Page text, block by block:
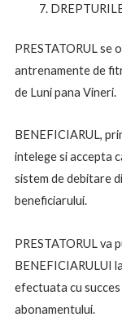
PRESTATORUL se
antrenamente de
de Luni pana Vineri.
BENEFICIARUL,
intelege si accepta
sistem de debitare
beneficiarului.
PRESTATORUL va
BENEFICIARULUI
efectuata cu succes
abonamentului.